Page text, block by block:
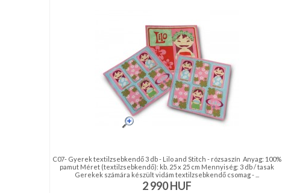
C07- Gyerek textilzsebkendő 3 db - Lilo and Stitch - rózsaszín Anyag: 100%
pamut Méret (textilzsebkendő): kb. 25 x 25 cm Mennyiség: 3 db / tasak
Gerekek számára készült vidám textilzsebkendő csomag - ...
2 990HUF